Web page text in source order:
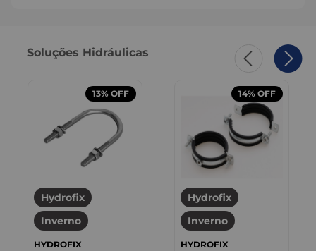
Soluções Hidráulicas
13% OFF
Hydrofix
Inverno
HYDROFIX
14% OFF
Hydrofix
Inverno
HYDROFIX